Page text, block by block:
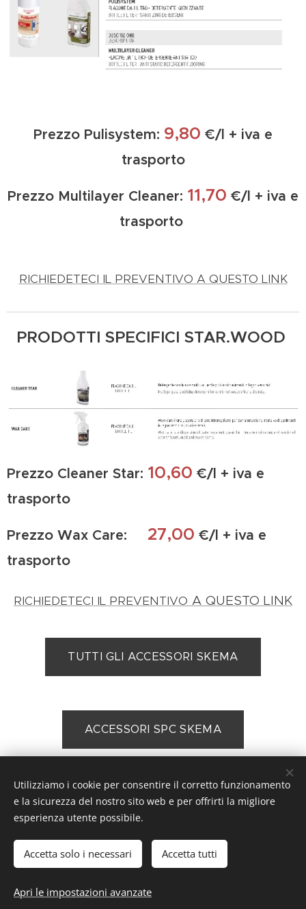
Prezzo Pulisystem: 9,80 €/l + iva e
trasporto
Prezzo Multilayer Cleaner: 11,70 €/l + iva e
trasporto
RICHIEDETECI IL PREVENTIVO A QUESTO LINK
PRODOTTI SPECIFICI STAR.WOOD
Prezzo Cleaner Star: 10,60 €/l + iva e
trasporto
Prezzo Wax Care: 27,00 €/l + iva e
trasporto
RICHIEDETECI IL PREVENTIVO A QUESTO LINK
TUTTI GLI ACCESSORI SKEMA
ACCESSORI SPC SKEMA
Ciogli Soluzioni, Via Galileo Galilei 21/25, 61122 Pesaro, ITALIA
P.I. 04382910232, cell.360 32 62 94 Rete vendita: Pesaro,
Cesena, Forlì, Ravenna, Senigallia, Jesi, Ancona, Verona, Roma,
Firenze, Milano, Bologna. Commercializzazione: in tutta Italia
Cookies
Utilizziamo i cookie per consentire il corretto funzionamento
e la sicurezza del nostro sito web e per offrirti la migliore
esperienza utente possibile.
Accetta solo i necessari Accetta tutti
Apri le impostazioni avanzate